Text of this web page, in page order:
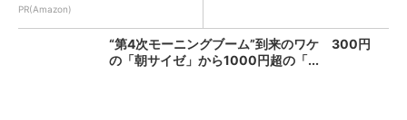
PR(Amazon)
“第4次モーニングブーム”到来のワケ 300円
の「朝サイゼ」から1000円超の「...